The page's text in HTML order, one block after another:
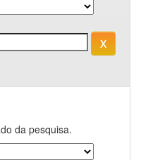
da pesquisa.